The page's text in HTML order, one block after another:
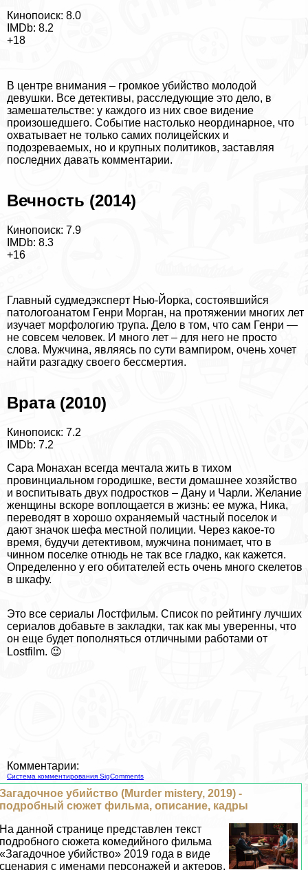
Кинопоиск: 8.0
IMDb: 8.2
+18
В центре внимания – громкое убийство молодой
дeвyшки. Все детективы, расследующие это дело, в
замешательстве: у каждого из них свое видение
произошедшего. Событие настолько неординарное, что
охватывает не только самих полицейских и
подозреваемых, но и крупных политиков, заставляя
последних давать комментарии.
Вечность (2014)
Кинопоиск: 7.9
IMDb: 8.3
+16
Главный судмедэксперт Нью-Йорка, состоявшийся
патологоанатом Генри Морган, на протяжении многих лет
изучает морфологию трупа. Дело в том, что сам Генри —
не совсем человек. И много лет – для него не просто
слова. Мужчина, являясь по сути вампиром, очень хочет
найти разгадку своего бесcмepтия.
Врата (2010)
Кинопоиск: 7.2
IMDb: 7.2
Сара Монахан всегда мечтала жить в тихом
провинциальном городишке, вести домашнее хозяйство
и воспитывать двух подростков – Дану и Чарли. Желание
женщины вскоре воплощается в жизнь: ее мужа, Ника,
переводят в хорошо охраняемый частный поселок и
дают значок шефа местной полиции. Через какое-то
время, будучи детективом, мужчина понимает, что в
чинном поселке отнюдь не так все гладко, как кажется.
Определенно у его обитателей есть очень много скелетов
в шкафу.
Это все сериалы Лостфильм. Список по рейтингу лучших
сериалов добавьте в закладки, так как мы уверенны, что
он еще будет пополняться отличными работами от
Lostfilm. 😉
Комментарии:
Система комментирования SigComments
Загадочное убийство (Murder mistery, 2019) -
подробный сюжет фильма, описание, кадры
На данной странице представлен текст
подробного сюжета комедийного фильма
«Загадочное убийство» 2019 года в виде
сценария с именами персонажей и актеров,